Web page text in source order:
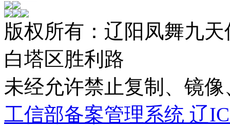
版权所有：辽阳凤舞九
白塔区胜利路
未经允许禁止复制、镜
工信部备案管理系统 辽